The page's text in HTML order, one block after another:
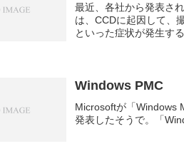
最近、各社から発表さ
は、CCDに起因して、
といった症状が発生す
Windows PMC
Microsoftが「Windows
発表したそうで。「